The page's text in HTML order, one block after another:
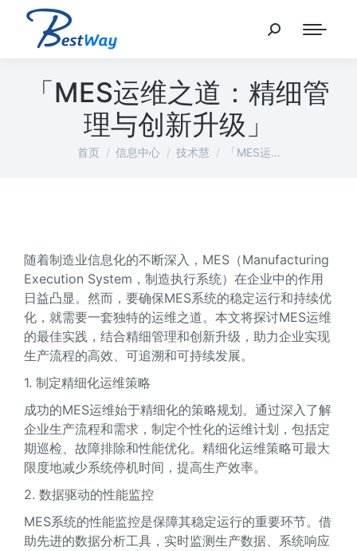
「MES运维之道：精细管
理与创新升级」
您在这里：
首页 信息中心 技术慧 「MES运…
随着制造业信息化的不断深入，MES（Manufacturing
Execution System，制造执行系统）在企业中的作用
日益凸显。然而，要确保MES系统的稳定运行和持续优
化，就需要一套独特的运维之道。本文将探讨MES运维
的最佳实践，结合精细管理和创新升级，助力企业实现
生产流程的高效、可追溯和可持续发展。
1. 制定精细化运维策略
成功的MES运维始于精细化的策略规划。通过深入了解
企业生产流程和需求，制定个性化的运维计划，包括定
期巡检、故障排除和性能优化。精细化运维策略可最大
限度地减少系统停机时间，提高生产效率。
2. 数据驱动的性能监控
MES系统的性能监控是保障其稳定运行的重要环节。借
助先进的数据分析工具，实时监测生产数据、系统响应